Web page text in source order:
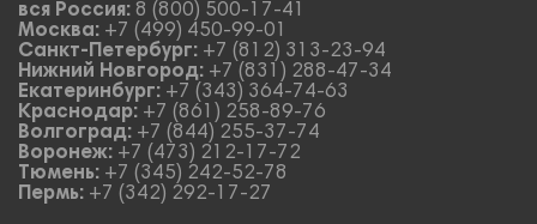
вся Россия: 8 (800) 500-17-41
Москва: +7 (499) 450-99-01
Санкт-Петербург: +7 (812) 313-23-94
Нижний Новгород: +7 (831) 288-47-34
Екатеринбург: +7 (343) 364-74-63
Краснодар: +7 (861) 258-89-76
Волгоград: +7 (844) 255-37-74
Воронеж: +7 (473) 212-17-72
Тюмень: +7 (345) 242-52-78
Пермь: +7 (342) 292-17-27